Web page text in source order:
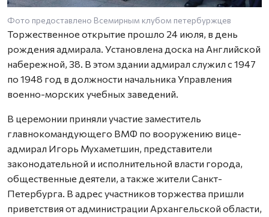
Фото предоставлено Всемирным клубом петербуржцев
Торжественное открытие прошло 24 июля, в день
рождения адмирала. Установлена доска на Английской
набережной, 38. В этом здании адмирал служил с 1947
по 1948 год в должности начальника Управления
военно-морских учебных заведений.
В церемонии приняли участие заместитель
главнокомандующего ВМФ по вооружению вице-
адмирал Игорь Мухаметшин, представители
законодательной и исполнительной власти города,
общественные деятели, а также жители Санкт-
Петербурга. В адрес участников торжества пришли
приветствия от администрации Архангельской области,